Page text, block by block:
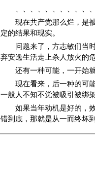
现在共产党那么烂，是
定的结果和现实。
问题来了，方志敏们当
弃安逸生活走上杀人放火的
还有一种可能，一开始
现在看来，后一种的可
一般人不知不觉被吸引被绑
如果当年动机是好的，
错到底，那就是从一而终坏到